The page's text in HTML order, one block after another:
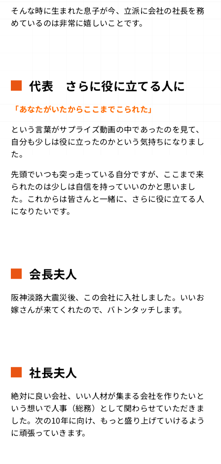
そんな時に生まれた息子が今、立派に会社の社長を務
めているのは非常に嬉しいことです。
代表 さらに役に立てる人に
「あなたがいたからここまでこられた」
という言葉がサプライズ動画の中であったのを見て、
自分も少しは役に立ったのかという気持ちになりまし
た。
先頭でいつも突っ走っている自分ですが、ここまで来
られたのは少しは自信を持っていいのかと思いまし
た。これからは皆さんと一緒に、さらに役に立てる人
になりたいです。
会長夫人
阪神淡路大震災後、この会社に入社しました。いいお
嫁さんが来てくれたので、バトンタッチします。
社長夫人
絶対に良い会社、いい人材が集まる会社を作りたいと
いう想いで人事（総務）として関わらせていただきま
した。次の10年に向け、もっと盛り上げていけるよう
に頑張っていきます。